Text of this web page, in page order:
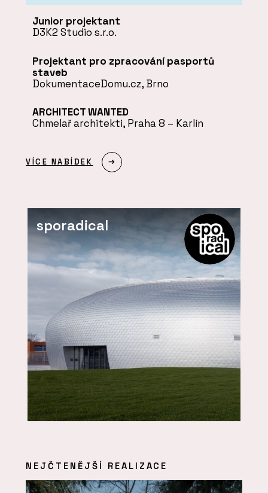
Junior projektant
D3K2 Studio s.r.o.
Projektant pro zpracování pasportů
staveb
DokumentaceDomu.cz, Brno
ARCHITECT WANTED
Chmelař architekti, Praha 8 – Karlín
VÍCE NABÍDEK
sporadical
NEJČTENĚJŠÍ REALIZACE